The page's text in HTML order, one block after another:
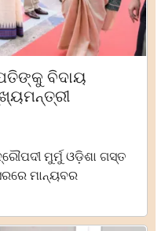
ବିଦାୟ
ମୁର୍ମୁ ଓଡ଼ିଶା ଗସ୍ତ
ମାନ୍ୟବର